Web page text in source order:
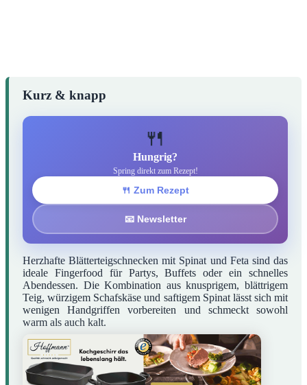
Kurz & knapp
🍴
Hungrig?
Spring direkt zum Rezept!
🍴 Zum Rezept
📧 Newsletter
Herzhafte Blätterteigschnecken mit Spinat und Feta sind das
ideale Fingerfood für Partys, Buffets oder ein schnelles
Abendessen. Die Kombination aus knusprigem, blättrigem
Teig, würzigem Schafskäse und saftigem Spinat lässt sich mit
wenigen Handgriffen vorbereiten und schmeckt sowohl
warm als auch kalt.